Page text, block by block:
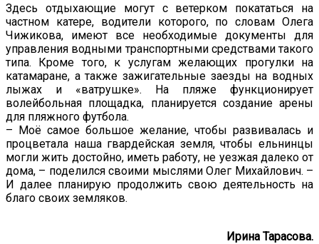
Здесь отдыхающие могут с ветерком покататься на
частном катере, водители которого, по словам Олега
Чижикова, имеют все необходимые документы для
управления водными транспортными средствами такого
типа. Кроме того, к услугам желающих прогулки на
катамаране, а также зажигательные заезды на водных
лыжах и «ватрушке». На пляже функционирует
волейбольная площадка, планируется создание арены
для пляжного футбола.
– Моё самое большое желание, чтобы развивалась и
процветала наша гвардейская земля, чтобы ельнинцы
могли жить достойно, иметь работу, не уезжая далеко от
дома, – поделился своими мыслями Олег Михайлович. –
И далее планирую продолжить свою деятельность на
благо своих земляков.
Ирина Тарасова.